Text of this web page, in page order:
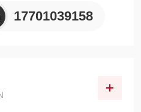
17701039158